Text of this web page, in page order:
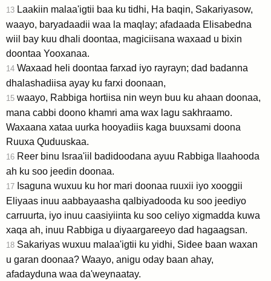
13 Laakiin malaa'igtii baa ku tidhi, Ha baqin, Sakariyasow,
waayo, baryadaadii waa la maqlay; afadaada Elisabedna
wiil bay kuu dhali doontaa, magiciisana waxaad u bixin
doontaa Yooxanaa.
14 Waxaad heli doontaa farxad iyo rayrayn; dad badanna
dhalashadiisa ayay ku farxi doonaan,
15 waayo, Rabbiga hortiisa nin weyn buu ku ahaan doonaa,
mana cabbi doono khamri ama wax lagu sakhraamo.
Waxaana xataa uurka hooyadiis kaga buuxsami doona
Ruuxa Quduuskaa.
16 Reer binu Israa'iil badidoodana ayuu Rabbiga Ilaahooda
ah ku soo jeedin doonaa.
17 Isaguna wuxuu ku hor mari doonaa ruuxii iyo xooggii
Eliyaas inuu aabbayaasha qalbiyadooda ku soo jeediyo
carruurta, iyo inuu caasiyiinta ku soo celiyo xigmadda kuwa
xaqa ah, inuu Rabbiga u diyaargareeyo dad hagaagsan.
18 Sakariyas wuxuu malaa'igtii ku yidhi, Sidee baan waxan
u garan doonaa? Waayo, anigu oday baan ahay,
afadayduna waa da'weynaatay.